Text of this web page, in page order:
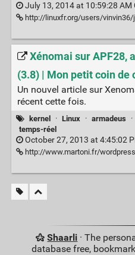
July 13, 2014 at 10:59:28 AM
http://linuxfr.org/users/vinvin36/journaux/le-noyau-linux-3-
Xénomai sur APF28,
(3.8) | Mon petit coin de
Un nouvel article sur
récent cette fois.
kernel · Linux · armadeus ·
temps-réel
October 27, 2013 at 4:45:02
http://www.martoni.fr/
Shaarli · The
database free,